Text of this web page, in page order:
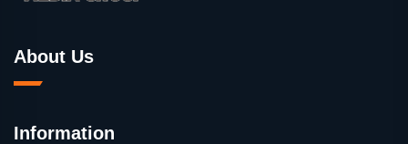
About Us
Information